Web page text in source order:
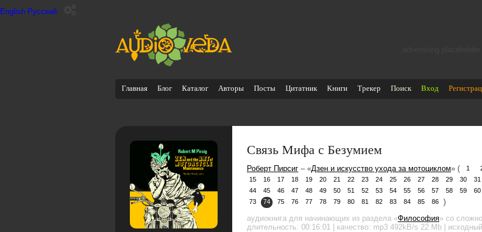
English Русский
Главная Блог Каталог Авторы Посты Цитатник Книги Трекер Поиск Вход
Связь Мифа с Безумием
Роберт Пирсиг – «Дзен и искусство ухода за мотоциклом» ( 1
15
16 17 18 19 20 21 22 23 24 25 26 27 28 29 30 31
44
45 46 47 48 49 50 51 52 53 54 55 56 57 58 59 60
73
74 75 76 77 78 79 80 81 82 83 84 85 86
)
аудиокнига для начинающих из раздела «Философия» со
длительность: 00:16:01 | качество: mp3 492kB/s 22 Mb |